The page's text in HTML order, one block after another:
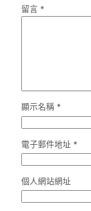
留言 *
顯示名稱 *
電子郵件地址 *
個人網站網址